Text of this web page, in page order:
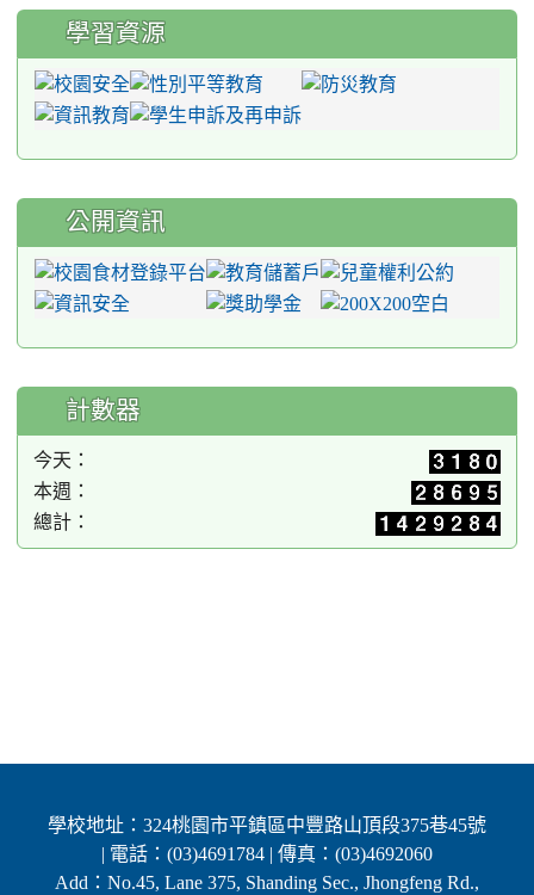
學習資源
公開資訊
計數器
今天：
本週：
總計：
學校地址：324桃園市平鎮區中豐路山頂段375巷45號
| 電話：(03)4691784 | 傳真：(03)4692060
Add：No.45, Lane 375, Shanding Sec., Jhongfeng Rd.,